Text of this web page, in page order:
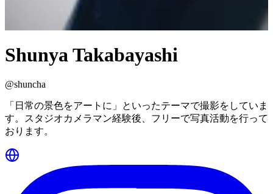
Shunya Takabayashi
@shuncha
「日常の景色をアートに」といったテーマで撮影をしていま
す。スタジオカメラマン経験後、フリーで写真活動を行って
おります。